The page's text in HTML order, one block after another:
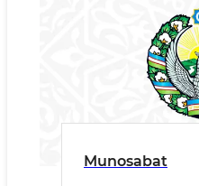
Munosabat